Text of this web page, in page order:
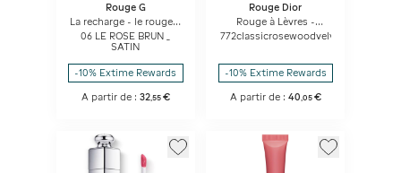
Rouge G
La recharge - le rouge à
lèvres soin
personnalisable - Satin
06 LE ROSE BRUN _
SATIN
-10% Extime Rewards
A partir de : 32, 55 €
Rouge Dior
Rouge à Lèvres -
Confort Et Longue
Tenue - Soin Floral
772classicrosewoodvelvetfinish
-10% Extime Rewards
A partir de : 40 05 €